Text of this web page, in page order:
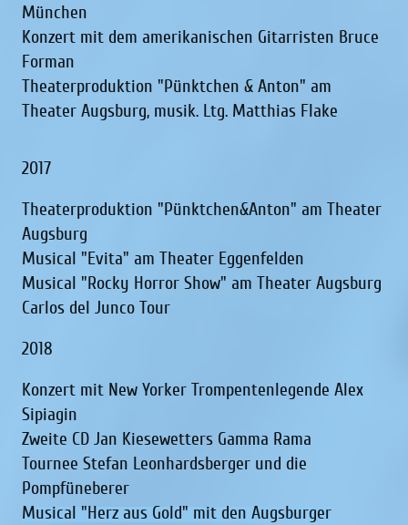
München
Konzert mit dem amerikanischen Gitarristen Bruce
Forman
Theaterproduktion "Pünktchen & Anton" am
Theater Augsburg, musik. Ltg. Matthias Flake
2017
Theaterproduktion "Pünktchen&Anton" am Theater
Augsburg
Musical "Evita" am Theater Eggenfelden
Musical "Rocky Horror Show" am Theater Augsburg
Carlos del Junco Tour
2018
Konzert mit New Yorker Trompentenlegende Alex
Sipiagin
Zweite CD Jan Kiesewetters Gamma Rama
Tournee Stefan Leonhardsberger und die
Pompfüneberer
Musical "Herz aus Gold" mit den Augsburger